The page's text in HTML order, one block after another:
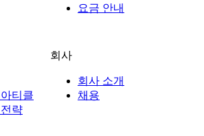
요금 안내
티클
략
회사
회사 소개
채용